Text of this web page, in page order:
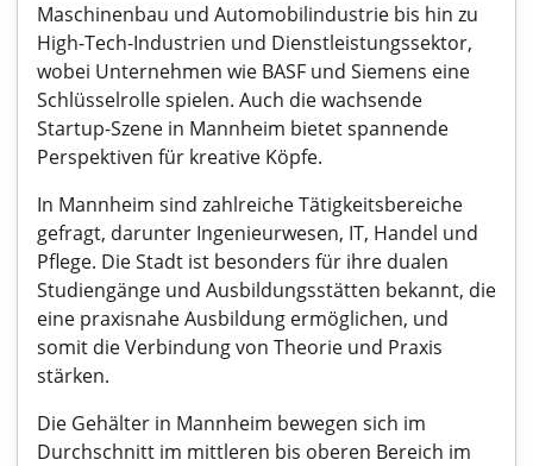
Maschinenbau und Automobilindustrie bis hin zu
High-Tech-Industrien und Dienstleistungssektor,
wobei Unternehmen wie BASF und Siemens eine
Schlüsselrolle spielen. Auch die wachsende
Startup-Szene in Mannheim bietet spannende
Perspektiven für kreative Köpfe.
In Mannheim sind zahlreiche Tätigkeitsbereiche
gefragt, darunter Ingenieurwesen, IT, Handel und
Pflege. Die Stadt ist besonders für ihre dualen
Studiengänge und Ausbildungsstätten bekannt, die
eine praxisnahe Ausbildung ermöglichen, und
somit die Verbindung von Theorie und Praxis
stärken.
Die Gehälter in Mannheim bewegen sich im
Durchschnitt im mittleren bis oberen Bereich im